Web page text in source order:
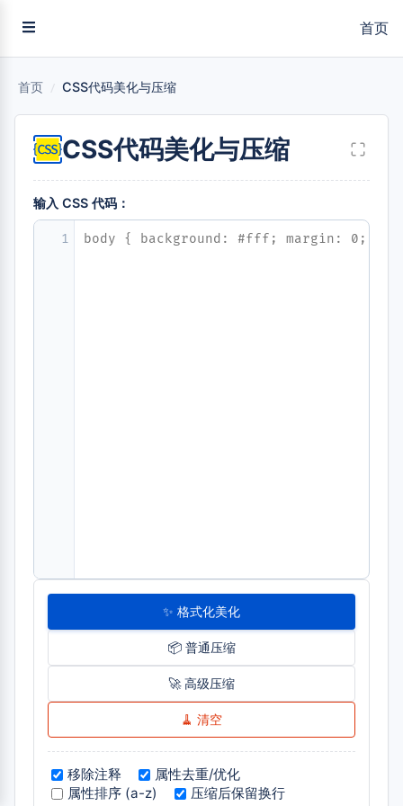
首页
首页 / CSS代码美化与压缩
CSS代码美化与压缩
输入 CSS 代码：
1
✨ 格式化美化
📦 普通压缩
🚀 高级压缩
🧹 清空
移除注释
属性去重/优化
属性排序 (a-z)
压缩后保留换行